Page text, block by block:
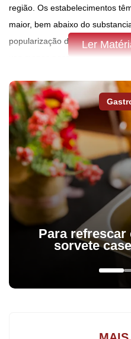
região. Os estabelecimentos
maior, bem abaixo do
popularização de serviços pela
vez menos pessoas sejam
nas casas lotéricas.
Proprietária de uma casa
Ler
Para refrescar
sorvete